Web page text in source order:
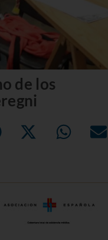
de los